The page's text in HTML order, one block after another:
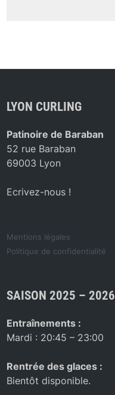
LYON CURLING
Patinoire de Baraban
52 rue Baraban
69003 Lyon
Ecrivez-nous !
Mentions légales
Politique de confidentialité
SAISON 2025 – 2026
Entraînements :
Mardi : 20:45 – 23:00
Rentrée des glaces :
Bientôt disponible.